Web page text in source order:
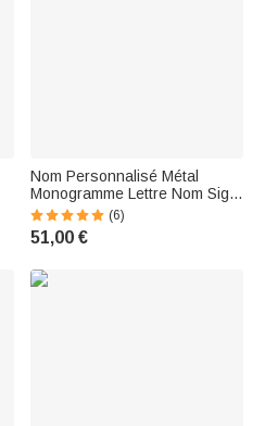
Nom Personnalisé Métal
Monogramme Lettre Nom Sign
Wall Art
(6)
51,00 €